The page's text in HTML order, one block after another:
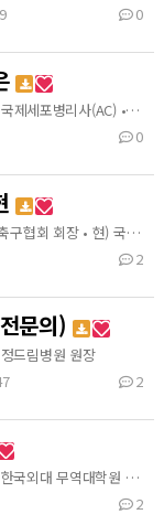
0
주요경력 • 국내(KAC), 국제세포병리사(AC) • 현) 사단법인소기업소상공인 하남시지회장 • 현) 사단법인 그린환경운동본부 종로구지회장 • 현) 사단법인 한국여성단체협의회 위원
0
주요경력 • 현) 종로구 축구협회 회장 • 현) 국민의힘 중앙위원회 상임고문 • 현) 사단법인소기업소상공인 중앙회 부회장 • 현) 사단법인그린환경운동본부사무국장
2
문의)
드림병원 원장
2
김길중(회장) 최종학력 한국외대 무역대학원 (경제학) 사)한국의료관광 융합연구원 이사장 동서울 클리닉
2